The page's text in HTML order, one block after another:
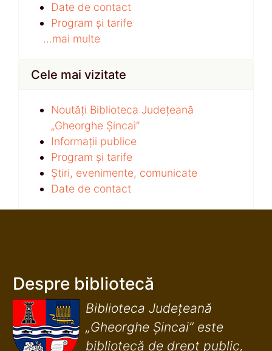
Date de contact
Program și tarife
...mai multe
Cele mai vizitate
Noutăți Biblioteca Județeană
„Gheorghe Șincai”
Informații publice
Program și tarife
Știri, evenimente, comunicate
Date de contact
Despre bibliotecă
Biblioteca Județeană
„Gheorghe Șincai” este
bibliotecă de drept public,